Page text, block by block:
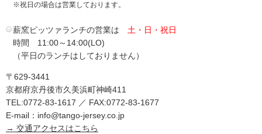
※祝日の場合は営業しております。
薪窯ピッツァランチの営業は 土・日・祝日
時間 11:00～14:00(LO)
（平日のランチはしておりません）
〒629-3441
京都府京丹後市久美浜町神崎411
TEL:0772-83-1617 ／ FAX:0772-83-1677
E-mail：info@tango-jersey.co.jp
→ 交通アクセスはこちら